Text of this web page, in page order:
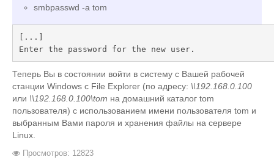
smbpasswd -a tom
[...]
Enter the password for the new user.
Теперь Вы в состоянии войти в систему с Вашей рабочей
станции Windows с File Explorer (по адресу: \\192.168.0.100
или \\192.168.0.100\tom на домашний каталог tom
пользователя) с использованием имени пользователя tom и
выбранным Вами пароля и хранения файлы на сервере
Linux.
Просмотров: 12823